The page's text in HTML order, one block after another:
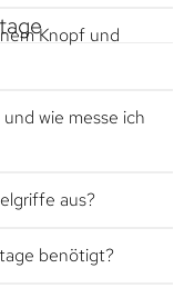
Knopf und
wie messe ich
aus?
benötigt?